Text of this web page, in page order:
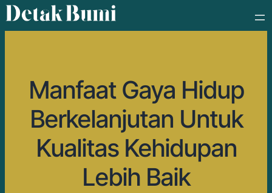
Manfaat Gaya Hidup
Berkelanjutan Untuk
Kualitas Kehidupan
Lebih Baik